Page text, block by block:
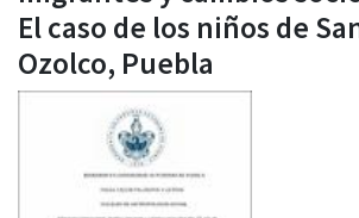
El caso de los niños de
Ozolco, Puebla